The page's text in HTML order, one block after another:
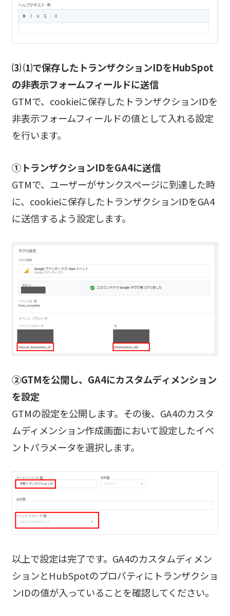
⑶ ⑴で保存したトランザクションIDをHubSpot
の非表示フォームフィールドに送信
GTMで、cookieに保存したトランザクションIDを
非表示フォームフィールドの値として入れる設定
を行います。
①トランザクションIDをGA4に送信
GTMで、ユーザーがサンクスページに到達した時
に、cookieに保存したトランザクションIDをGA4
に送信するよう設定します。
②GTMを公開し、GA4にカスタムディメンション
を設定
GTMの設定を公開します。その後、GA4のカスタ
ムディメンション作成画面において設定したイベ
ントパラメータを選択します。
以上で設定は完了です。GA4のカスタムディメン
ションとHubSpotのプロパティにトランザクショ
ンIDの値が入っていることを確認してください。